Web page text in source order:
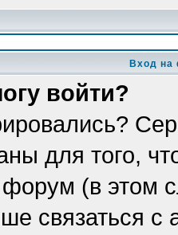
Вход на
войти?
для того,
форум (в этом
связаться